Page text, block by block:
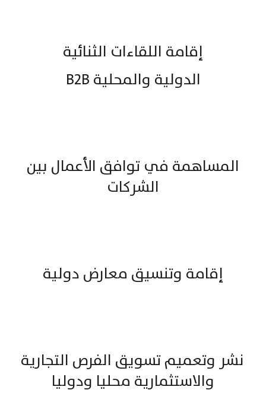
إقامة اللقاءات الثنائية
الدولية والمحلية B2B
المساهمة في توافق الأعمال بين
الشركات
إقامة وتنسيق معارض دولية
نشر وتعميم تسويق الفرص التجارية
والاستثمارية محليا ودوليا